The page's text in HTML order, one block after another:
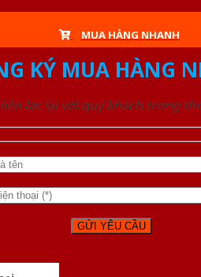
MUA HÀNG NHANH
KÝ MUA HÀNG
lạc lại với quý khách trong